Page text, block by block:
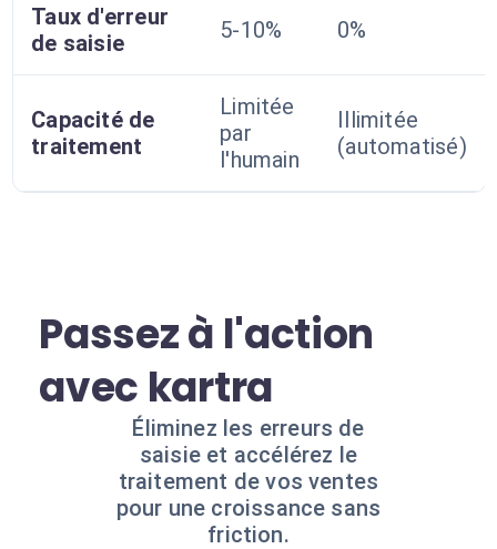
Taux d'erreur
de saisie
5-10% 0%
Capacité de
traitement
Limitée
par
l'humain
Illimitée
(automatisé)
Passez à l'action
avec kartra
Éliminez les erreurs de
saisie et accélérez le
traitement de vos ventes
pour une croissance sans
friction.